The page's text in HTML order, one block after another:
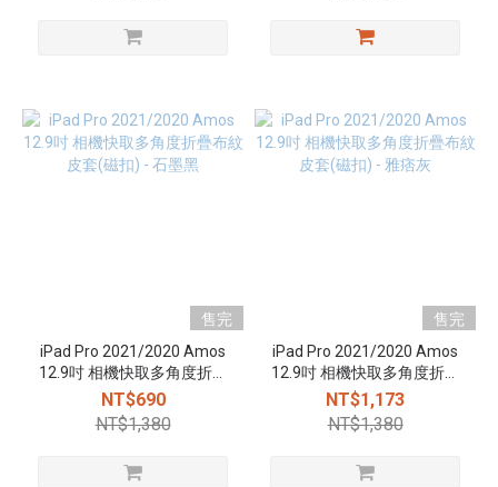
售完
iPad Pro 2021/2020 Amos
12.9吋 相機快取多角度折疊
布紋皮套(磁扣) - 石墨黑
NT$690
NT$1,380
售完
iPad Pro 2021/2020 Amos
12.9吋 相機快取多角度折疊
布紋皮套(磁扣) - 雅痞灰
NT$1,173
NT$1,380